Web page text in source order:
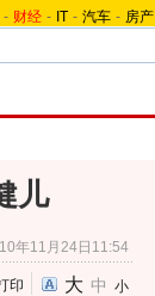
- 财经 - IT - 汽车 - 房产
儿
年11月24日11:54
印 大 中 小